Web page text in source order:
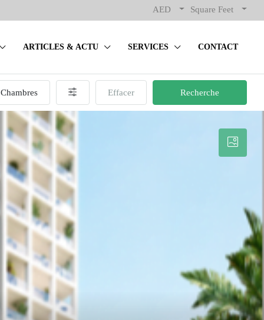
AED Square Feet
ARTICLES & ACTU SERVICES CONTACT
Chambres Effacer Recherche